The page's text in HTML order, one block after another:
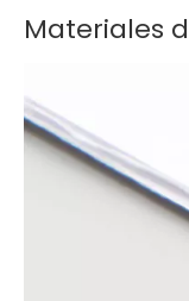
Materiales